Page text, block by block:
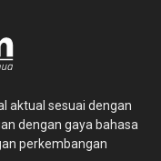
aktual sesuai dengan
dengan gaya bahasa
perkembangan